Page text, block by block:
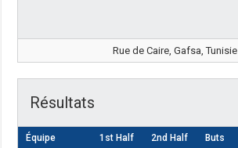
Rue de Caire, Gafsa, Tunisie
Résultats
Équipe 1st Half 2nd Half Buts